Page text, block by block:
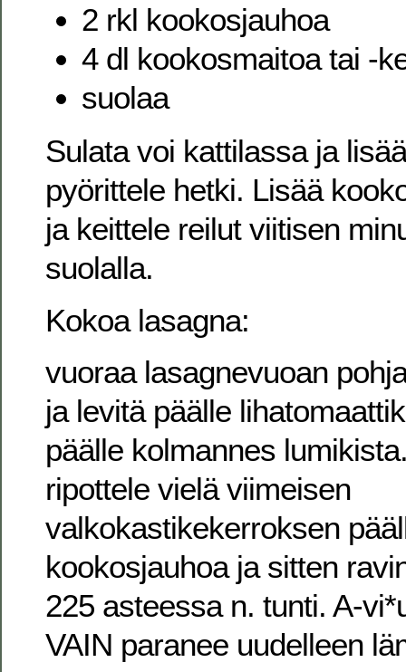
2 rkl kookosjauhoa
4 dl kookosmaitoa tai -
suolaa
Sulata voi kattilassa ja
pyörittele hetki. Lisää
ja keittele reilut viitisen
suolalla.
Kokoa lasagna:
vuoraa lasagnevuoan
ja levitä päälle
päälle kolmannes
ripottele vielä viimeisen
valkokastikekerroksen
kookosjauhoa ja sitten
225 asteessa n. tunti. A-
VAIN paranee uudelleen